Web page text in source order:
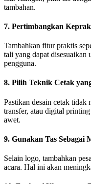
tambahan.
7. Pertimbangkan
Tambahkan fitur praktis
tali yang dapat disesuaikan
pengguna.
8. Pilih Teknik Cetak
Pastikan desain cetak tidak
transfer, atau digital
awet.
9. Gunakan Tas Sebagai
Selain logo, tambahkan
acara. Hal ini akan